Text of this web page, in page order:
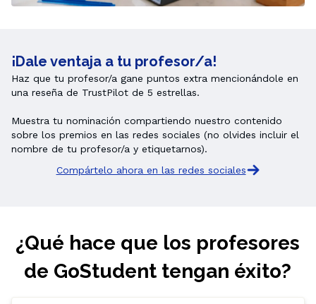
¡Dale ventaja a tu profesor/a!
Haz que tu profesor/a gane puntos extra mencionándole en
una reseña de TrustPilot de 5 estrellas.
Muestra tu nominación compartiendo nuestro contenido
sobre los premios en las redes sociales (no olvides incluir el
nombre de tu profesor/a y etiquetarnos).
Compártelo ahora en las redes sociales
¿Qué hace que los profesores
de GoStudent tengan éxito?